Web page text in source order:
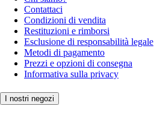
Contattaci
Condizioni di vendita
Restituzioni e rimborsi
Esclusione di responsabilità legale
Metodi di pagamento
Prezzi e opzioni di consegna
Informativa sulla privacy
I nostri negozi